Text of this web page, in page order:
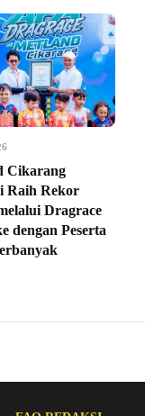
Cikarang
Raih Rekor
Dragrace
dengan Peserta